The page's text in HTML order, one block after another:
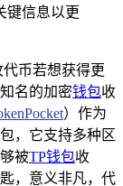
键信息以更
币若想获得更
名的加密钱包收
）作为
，它支持多种区
被TP钱包收
，意义非凡，代